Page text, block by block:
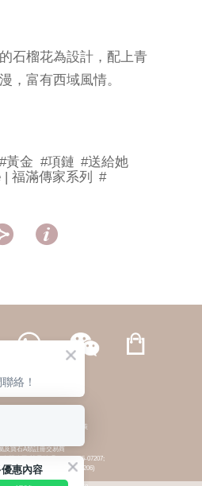
石榴花為設計，配上青
，富有西域風情。
#黃金 #項鏈 #送給她
福滿傳家系列
#

| 簡体
所有 不得轉載 私隱政策
及寶石A類註冊交易商
限公司-註冊號碼:A-B-24-05-07207;
公司-註冊號碼:A-B-24-05-07206)
及寶石B類註冊交易商
惠內容
絡！